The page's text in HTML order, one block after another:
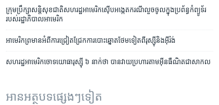
ក្រុមប្រឹក្សា​សន្តិសុខ​ជាតិ​សហរដ្ឋ​អាមេរិក​ស៊ើបអង្កេត​ករណី​លួច​ចូល​ក្នុង​ប្រព័ន្ធ​កំព្យូទ័រ​
របស់​រដ្ឋាភិបាល​អាមេរិក
អាមេរិក​ព្រមាន​អំពី​ការ​ជ្រៀតជ្រែក​ការ​បោះឆ្នោត​ថែមទៀត​​​​ពី​​រុស្ស៊ី​និង​អ៊ីរ៉ង់
សហរដ្ឋ​អាមេរិក​ចោទ​យោធា​រុស្ស៊ី ៦ នាក់​ថា បាន​វាយ​ប្រហារ​តាម​អ៊ីនធឺណិត​ជា​សាកល
អានអត្ថបទផ្សេងៗទៀត